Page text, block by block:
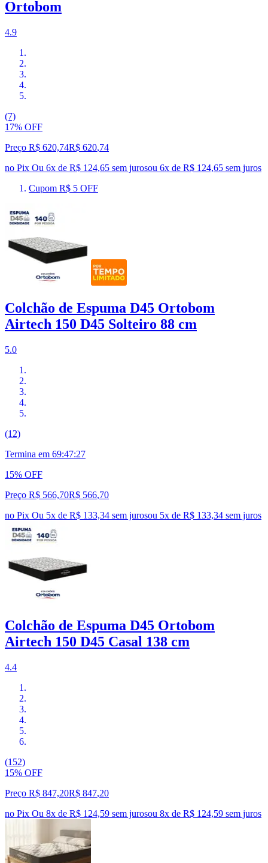
Ortobom
4.9
(7)
17% OFF
Preço R$ 620,74R$ 620,74
no Pix Ou 6x de R$ 124,65 sem jurosou 6x de R$ 124,65 sem juros
Cupom R$ 5 OFF
Colchão de Espuma D45 Ortobom
Airtech 150 D45 Solteiro 88 cm
5.0
(12)
Termina em 69:47:26
15% OFF
Preço R$ 566,70R$ 566,70
no Pix Ou 5x de R$ 133,34 sem jurosou 5x de R$ 133,34 sem juros
Colchão de Espuma D45 Ortobom
Airtech 150 D45 Casal 138 cm
4.4
(152)
15% OFF
Preço R$ 847,20R$ 847,20
no Pix Ou 8x de R$ 124,59 sem jurosou 8x de R$ 124,59 sem juros